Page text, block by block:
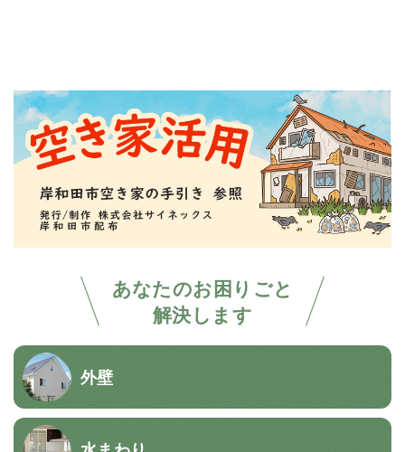
あなたのお困りごと
解決します
外壁